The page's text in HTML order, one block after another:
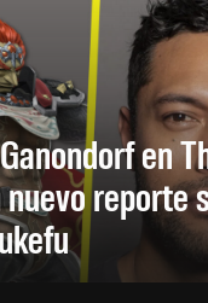
en
reporte